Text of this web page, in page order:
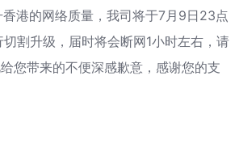
的网络质量，我司将于7月9日23点
割升级，届时将会断网1小时左右，请
您带来的不便深感歉意，感谢您的支